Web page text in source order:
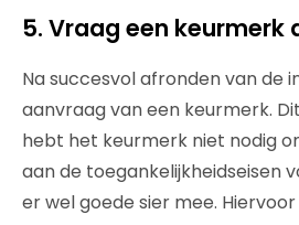
5. Vraag een keurmerk
Na succesvol afronden van de
aanvraag van een keurmerk.
hebt het keurmerk niet nodig
aan de toegankelijkheidseisen
er wel goede sier mee.